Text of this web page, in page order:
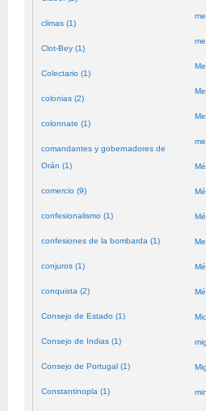
climas (1)
Clot-Bey (1)
Colectario (1)
colonias (2)
colonnate (1)
comandantes y gobernadores de
Orán (1)
comercio (9)
confesionalismo (1)
confesiones de la bombarda (1)
conjuros (1)
conquista (2)
Consejo de Estado (1)
Consejo de Indias (1)
Consejo de Portugal (1)
Constantinopla (1)